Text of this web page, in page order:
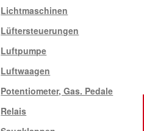
Lichtmaschinen
Lüftersteuerungen
Luftpumpe
Luftwaagen
Potentiometer, Gas. Pedale
Relais